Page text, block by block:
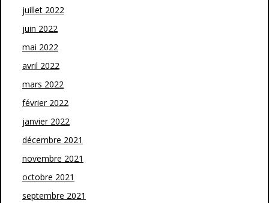
juillet 2022
juin 2022
mai 2022
avril 2022
mars 2022
février 2022
janvier 2022
décembre 2021
novembre 2021
octobre 2021
septembre 2021